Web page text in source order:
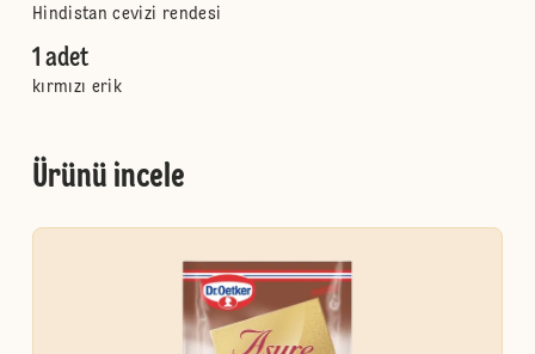
Hindistan cevizi rendesi
1 adet
kırmızı erik
Ürünü incele